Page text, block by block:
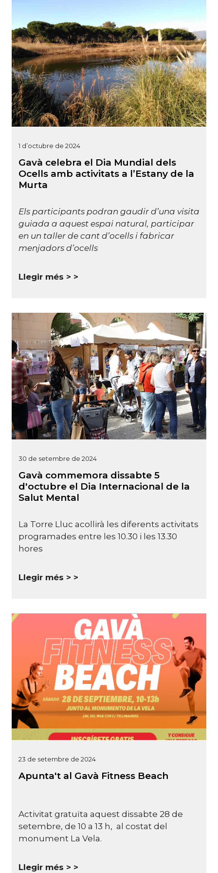
1 d’octubre de 2024
Gavà celebra el Dia Mundial dels
Ocells amb activitats a l’Estany de la
Murta
Els participants podran gaudir d’una visita
guiada a aquest espai natural, participar
en un taller de cant d’ocells i fabricar
menjadors d’ocells
Llegir més >
30 de setembre de 2024
Gavà commemora dissabte 5
d'octubre el Dia Internacional de la
Salut Mental
La Torre Lluc acollirà les diferents activitats
programades entre les 10.30 i les 13.30
hores
Llegir més >
23 de setembre de 2024
Apunta't al Gavà Fitness Beach
Activitat gratuïta aquest dissabte 28 de
setembre, de 10 a 13 h, al costat del
monument La Vela.
Llegir més >